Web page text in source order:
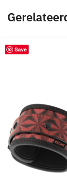
Save